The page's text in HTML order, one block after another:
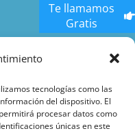
tecnologías como las
del dispositivo. El
procesar datos como
únicas en este
Te llamamos
Gratis